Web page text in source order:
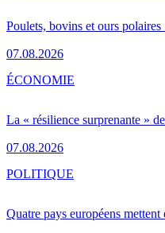
Poulets, bovins et ours
07.08.2026
La « résilience surprenante »
07.08.2026
ÉCONOMIE
Quatre pays européens
POLITIQUE